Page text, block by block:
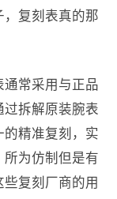
，复刻表真的那
常采用与正品
拆解原装腕表
的精准复刻，实
为仿制但是有
复刻厂商的用